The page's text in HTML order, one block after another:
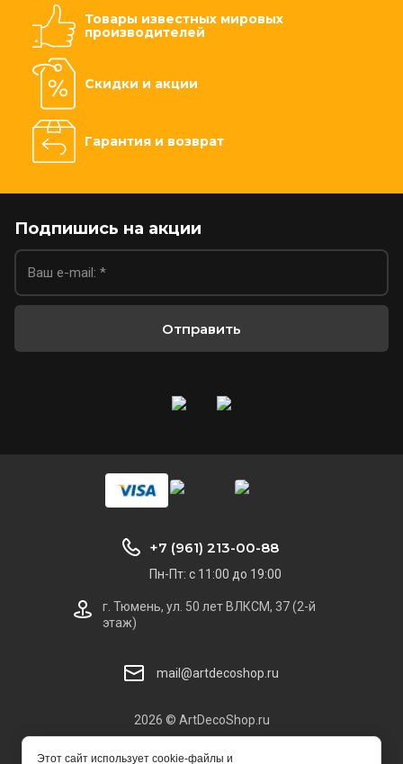
Товары известных мировых
производителей
Скидки и акции
Гарантия и возврат
Подпишись на акции
Отправить
2026 © ArtDecoShop.ru
+7 (961) 213-00-88
Пн-Пт: с 11:00 до 19:00
г. Тюмень, ул. 50 лет ВЛКСМ, 37 (2-й
этаж)
mail@artdecoshop.ru
Этот сайт использует cookie-файлы и